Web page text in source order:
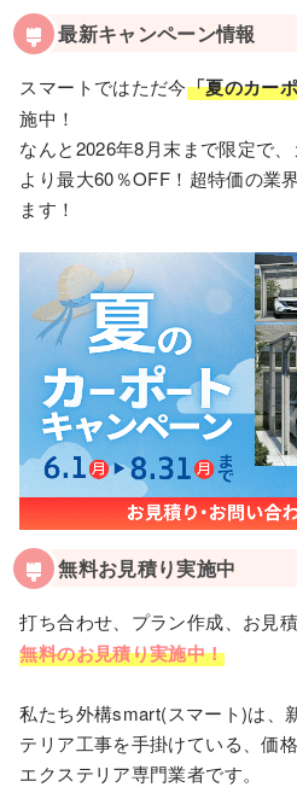
最新キャンペーン情報
スマートではただ今「夏のカー
施中！
なんと2026年8月末まで限定で
より最大60％OFF！超特価の業
ます！
無料お見積り実施中
打ち合わせ、プラン作成、お見
無料のお見積り実施中！
私たち外構smart(スマート)は、
テリア工事を手掛けている、価
エクステリア専門業者です。